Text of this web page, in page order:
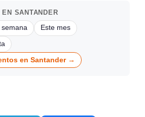
SANTANDER
semana Este mes
en Santander →